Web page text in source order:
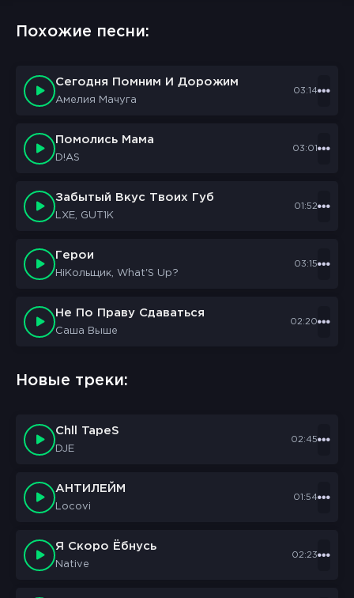
Похожие песни:
Сегодня Помним И Дорожим
Амелия Мачуга
03:14
Помолись Мама
D!AS
03:01
Забытый Вкус Твоих Губ
LXE, GUT1K
01:52
Герои
HiКольщик, What'S Up?
03:15
Не По Праву Сдаваться
Саша Выше
02:20
Новые треки:
Chll TapeS
DJE
02:45
АНТИЛЕЙМ
Locovi
01:54
Я Скоро Ёбнусь
Native
02:23